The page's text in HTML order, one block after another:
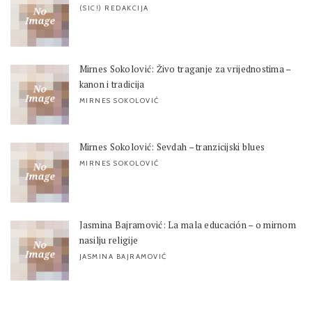
(SIC!) REDAKCIJA
Mirnes Sokolović: Živo traganje za vrijednostima –
kanon i tradicija
MIRNES SOKOLOVIĆ
Mirnes Sokolović: Sevdah – tranzicijski blues
MIRNES SOKOLOVIĆ
Jasmina Bajramović: La mala educación – o mirnom
nasilju religije
JASMINA BAJRAMOVIĆ